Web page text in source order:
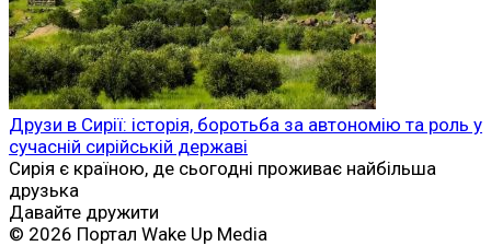
Друзи в Сирії: історія, боротьба за автономію та роль у
сучасній сирійській державі
Сирія є країною, де сьогодні проживає найбільша
друзька
Давайте дружити
© 2026 Портал Wake Up Media